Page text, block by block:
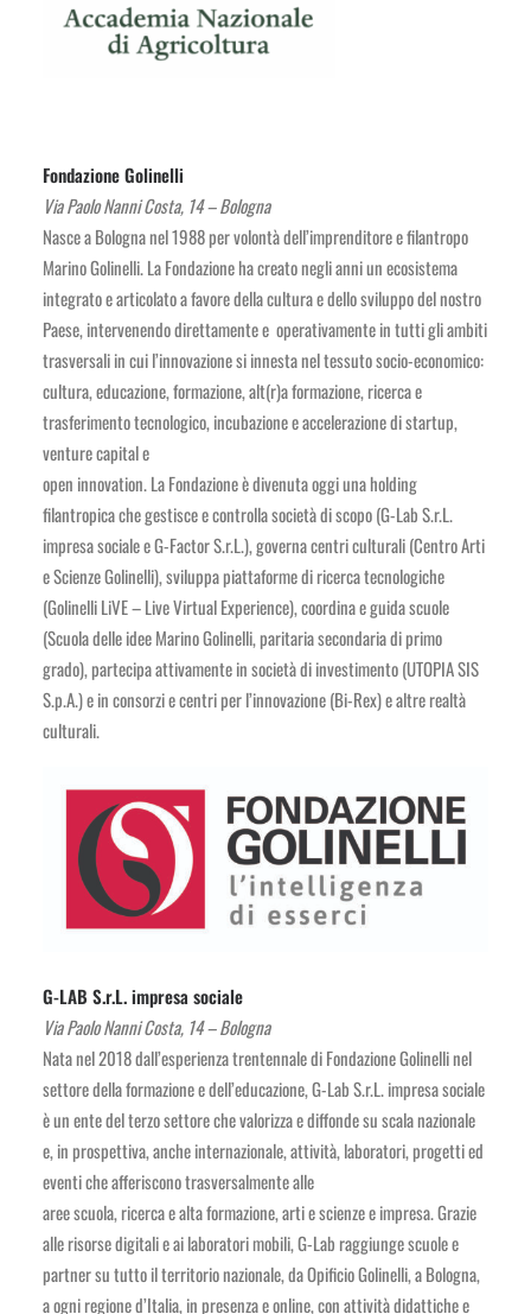
Fondazione Golinelli
Via Paolo Nanni Costa, 14 – Bologna
Nasce a Bologna nel 1988 per volontà dell’imprenditore e filantropo
Marino Golinelli. La Fondazione ha creato negli anni un ecosistema
integrato e articolato a favore della cultura e dello sviluppo del nostro
Paese, intervenendo direttamente e operativamente in tutti gli ambiti
trasversali in cui l’innovazione si innesta nel tessuto socio-economico:
cultura, educazione, formazione, alt(r)a formazione, ricerca e
trasferimento tecnologico, incubazione e accelerazione di startup,
venture capital e
open innovation. La Fondazione è divenuta oggi una holding
filantropica che gestisce e controlla società di scopo (G-Lab S.r.L.
impresa sociale e G-Factor S.r.L.), governa centri culturali (Centro Arti
e Scienze Golinelli), sviluppa piattaforme di ricerca tecnologiche
(Golinelli LiVE – Live Virtual Experience), coordina e guida scuole
(Scuola delle idee Marino Golinelli, paritaria secondaria di primo
grado), partecipa attivamente in società di investimento (UTOPIA SIS
S.p.A.) e in consorzi e centri per l’innovazione (Bi-Rex) e altre realtà
culturali.
G-LAB S.r.L. impresa sociale
Via Paolo Nanni Costa, 14 – Bologna
Nata nel 2018 dall’esperienza trentennale di Fondazione Golinelli nel
settore della formazione e dell’educazione, G-Lab S.r.L. impresa sociale
è un ente del terzo settore che valorizza e diffonde su scala nazionale
e, in prospettiva, anche internazionale, attività, laboratori, progetti ed
eventi che afferiscono trasversalmente alle
aree scuola, ricerca e alta formazione, arti e scienze e impresa. Grazie
alle risorse digitali e ai laboratori mobili, G-Lab raggiunge scuole e
partner su tutto il territorio nazionale, da Opificio Golinelli, a Bologna,
a ogni regione d’Italia, in presenza e online, con attività didattiche e